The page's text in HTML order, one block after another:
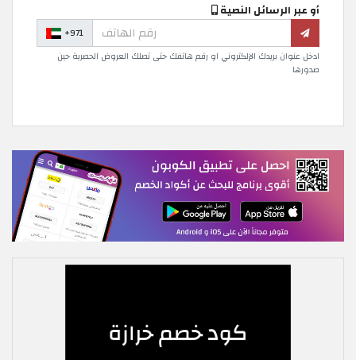
أو عبر الرسائل النصية
+971
ادخل عنوان بريدك الإلكتروني او رقم هاتفك حتى تصلك العروض الحصرية حين
صدورها